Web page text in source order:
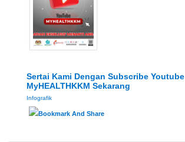
Sertai Kami Dengan Subscribe Youtube
MyHEALTHKKM Sekarang
Infografik